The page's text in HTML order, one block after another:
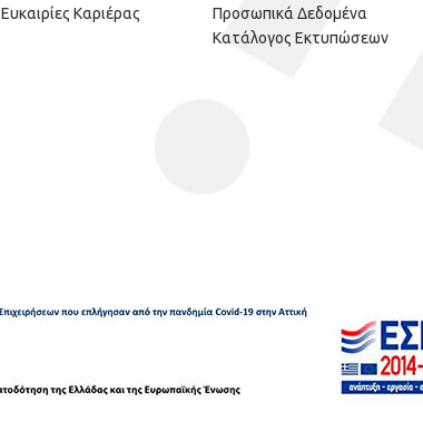
Ευκαιρίες Καριέρας
Προσωπικά Δεδομένα
Κατάλογος Εκτυπώσεων